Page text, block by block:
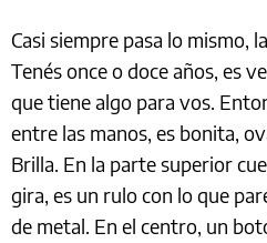
Casi siempre pasa lo mismo,
Tenés once o doce años, es
que tiene algo para vos.
entre las manos, es bonita,
Brilla. En la parte superior
gira, es un rulo con lo que
de metal. En el centro, un